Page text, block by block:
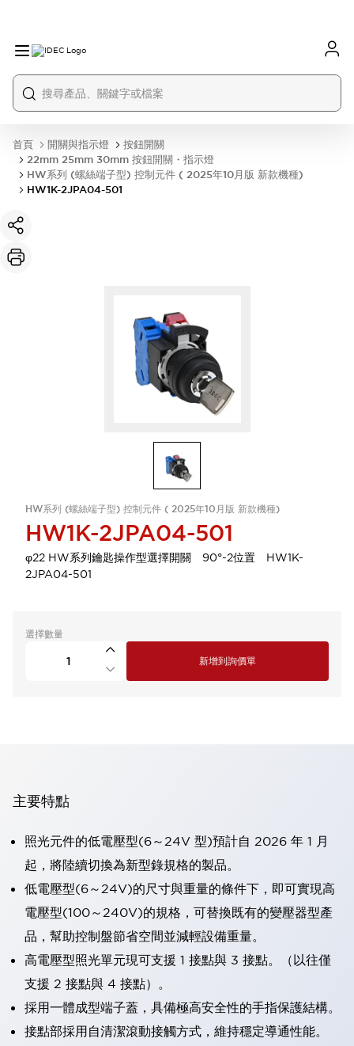
首頁 開關與指示燈
按鈕開關
22mm 25mm 30mm 按鈕開關・指示燈
HW系列 (螺絲端子型) 控制元件 ( 2025年10月版 新款機種)
HW1K-2JPA04-501
HW系列 (螺絲端子型) 控制元件 ( 2025年10月版 新款機種)
HW1K-2JPA04-501
φ22 HW系列鑰匙操作型選擇開關 90°-2位置 HW1K-
2JPA04-501
選擇數量
新增到詢價單
主要特點
照光元件的低電壓型(6～24V 型)預計自 2026 年 1 月
起，將陸續切換為新型錄規格的製品。
低電壓型(6～24V)的尺寸與重量的條件下，即可實現高
電壓型(100～240V)的規格，可替換既有的變壓器型產
品，幫助控制盤節省空間並減輕設備重量。
高電壓型照光單元現可支援 1 接點與 3 接點。（以往僅
支援 2 接點與 4 接點）。
採用一體成型端子蓋，具備極高安全性的手指保護結構。
接點部採用自清潔滾動接觸方式，維持穩定導通性能。